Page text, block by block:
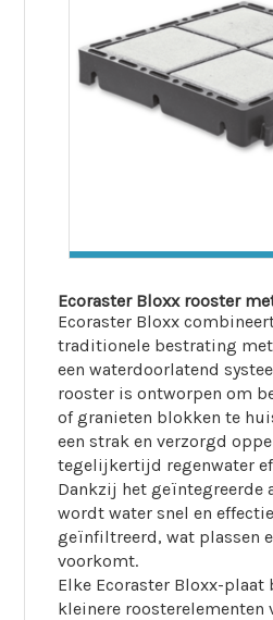
Ecoraster Bloxx rooster
Ecoraster Bloxx
traditionele bestrating met
een waterdoorlatend
rooster is ontworpen om
of granieten blokken te
een strak en verzorgd
tegelijkertijd regenwater
Dankzij het geïntegreerde
wordt water snel en
geïnfiltreerd, wat plassen
voorkomt.​
Elke Ecoraster Bloxx-plaat
kleinere roosterelementen